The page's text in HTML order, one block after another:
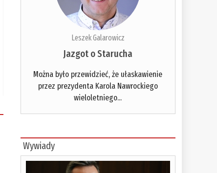
Leszek Galarowicz
Jazgot o Starucha
Można było przewidzieć, że ułaskawienie
przez prezydenta Karola Nawrockiego
wieloletniego...
Wywiady